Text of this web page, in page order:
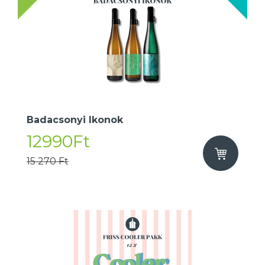
Badacsonyi Ikonok
12990Ft
15 270 Ft